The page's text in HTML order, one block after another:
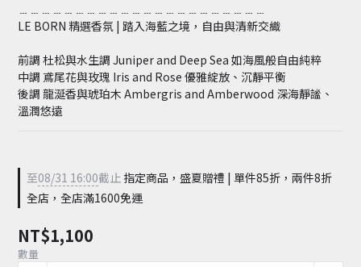
﹍﹍﹍﹍﹍﹍﹍﹍﹍﹍﹍﹍﹍﹍﹍﹍﹍﹍﹍﹍﹍﹍
LE BORN 精選香氛 | 踏入海藍之境，自由與清新交織
前調 杜松與水生調 Juniper and Deep Sea 如海風般自由純粹
中調 鳶尾花與玫瑰 Iris and Rose 優雅綻放、沉靜平衡
後調 龍涎香與琥珀木 Ambergris and Amberwood 深海靜謐、
溫潤悠遠
至08/31 16:00截止 指定商品，盛夏贈禮 | 單件85折，兩件8折
全店，全店滿1600免運
NT$1,100
數量